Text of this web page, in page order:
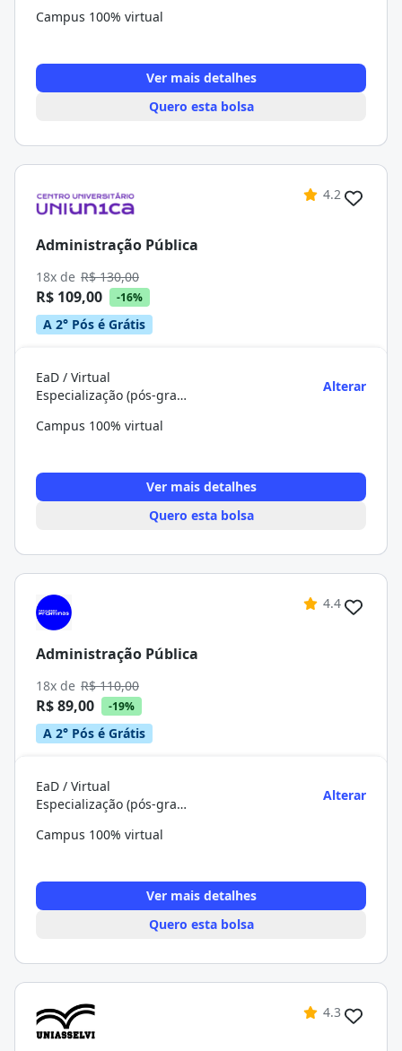
Campus 100% virtual
Ver mais detalhes
Quero esta bolsa
4.2
Administração Pública
18x de R$ 130,00
R$ 109,00 -16%
A 2° Pós é Grátis
EaD / Virtual
Especialização (pós-graduação)
Alterar
Campus 100% virtual
Ver mais detalhes
Quero esta bolsa
4.4
Administração Pública
18x de R$ 110,00
R$ 89,00 -19%
A 2° Pós é Grátis
EaD / Virtual
Especialização (pós-graduação)
Alterar
Campus 100% virtual
Ver mais detalhes
Quero esta bolsa
4.3